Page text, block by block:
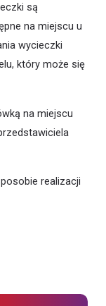
są
na miejscu u
wycieczki
który może się
na miejscu
realizacji